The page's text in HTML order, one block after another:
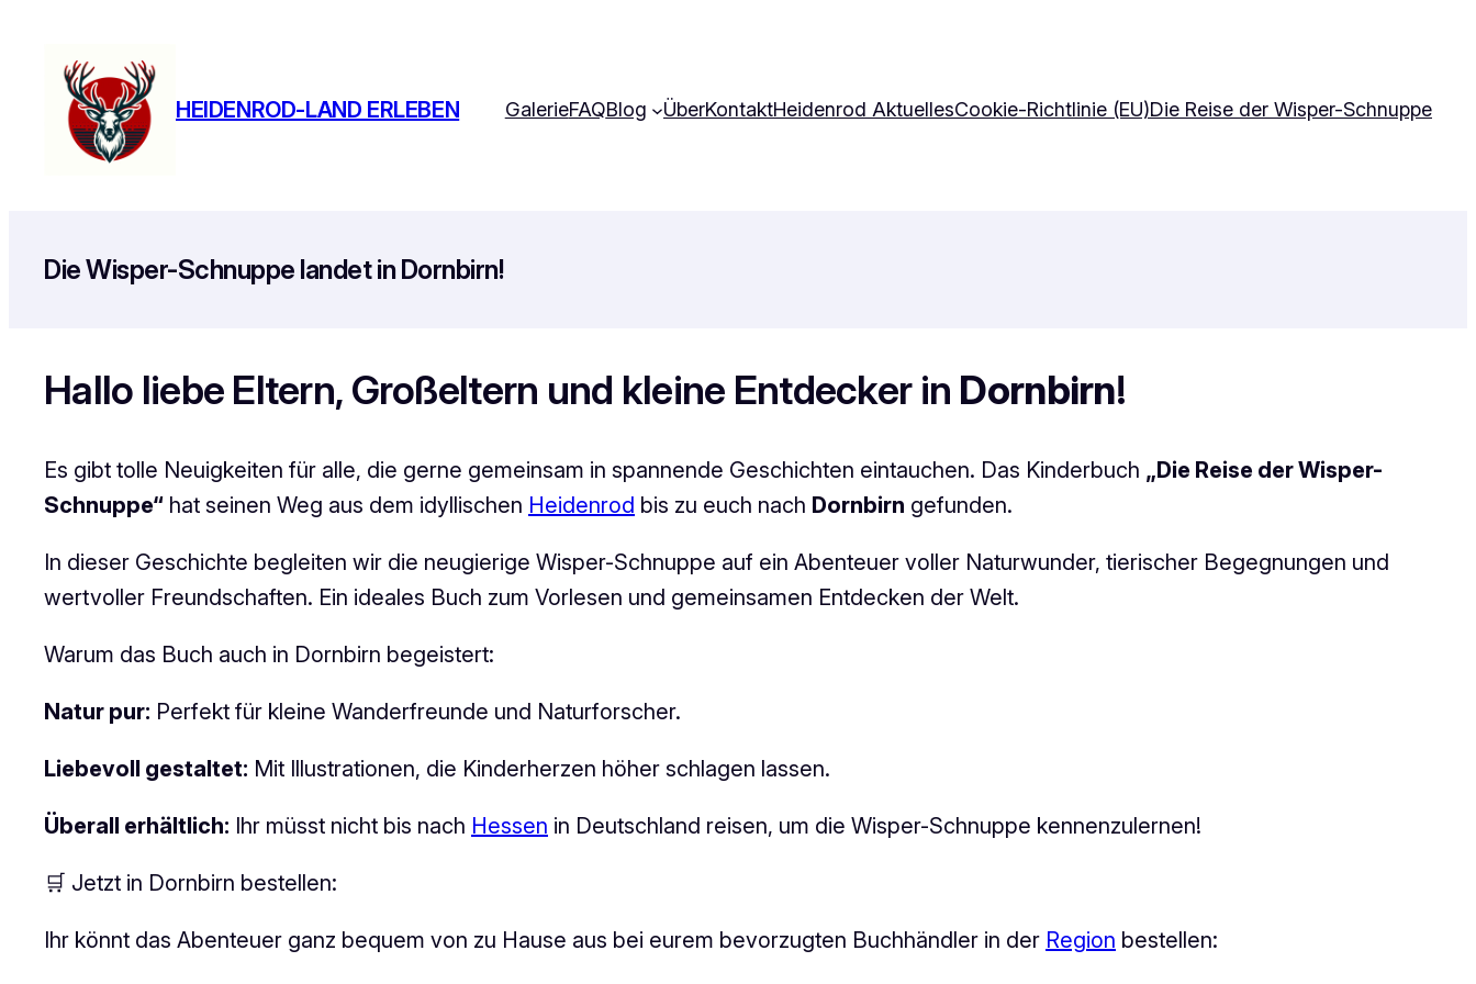
springen
HEIDENROD-LAND ERLEBEN GalerieFAQBlog ÜberKontaktHeidenrod AktuellesCookie-Richtlinie (EU)Die Reise der Wisper-Schnuppe
Die Wisper-Schnuppe landet in Dornbirn!
Hallo liebe Eltern, Großeltern und kleine Entdecker in Dornbirn!
Es gibt tolle Neuigkeiten für alle, die gerne gemeinsam in spannende Geschichten eintauchen. Das Kinderbuch „Die Reise der Wisper-
Schnuppe“ hat seinen Weg aus dem idyllischen Heidenrod bis zu euch nach Dornbirn gefunden.
In dieser Geschichte begleiten wir die neugierige Wisper-Schnuppe auf ein Abenteuer voller Naturwunder, tierischer Begegnungen und
wertvoller Freundschaften. Ein ideales Buch zum Vorlesen und gemeinsamen Entdecken der Welt.
Warum das Buch auch in Dornbirn begeistert:
Natur pur: Perfekt für kleine Wanderfreunde und Naturforscher.
Liebevoll gestaltet: Mit Illustrationen, die Kinderherzen höher schlagen lassen.
Überall erhältlich: Ihr müsst nicht bis nach Hessen in Deutschland reisen, um die Wisper-Schnuppe kennenzulernen!
🛒 Jetzt in Dornbirn bestellen:
Ihr könnt das Abenteuer ganz bequem von zu Hause aus bei eurem bevorzugten Buchhändler in der Region bestellen: